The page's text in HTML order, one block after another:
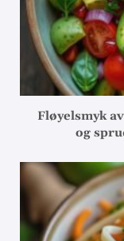
Fløyelsmyk
og